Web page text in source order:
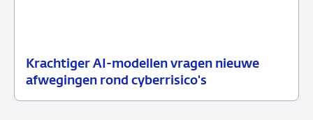
Krachtiger AI-modellen vragen nieuwe
afwegingen rond cyberrisico's
10
Nieuwsbericht